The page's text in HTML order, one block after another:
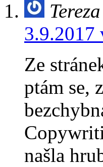
Tereza
3.9.2017
Ze
ptám se,
našla